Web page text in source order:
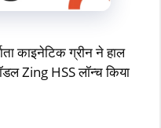
काइनेटिक ग्रीन ने हाल
Zing HSS लॉन्च किया